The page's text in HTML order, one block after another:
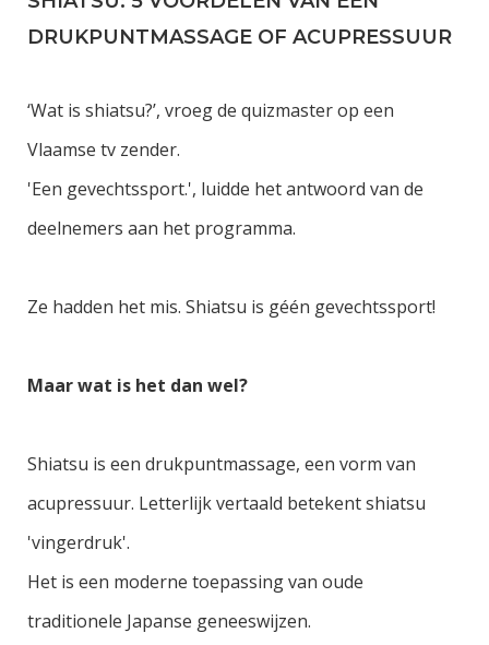
DRUKPUNTMASSAGE OF ACUPRESSUUR
‘Wat is shiatsu?’, vroeg de quizmaster op een
Vlaamse tv zender.
'Een gevechtssport.', luidde het antwoord van de
deelnemers aan het programma.
Ze hadden het mis. Shiatsu is géén gevechtssport!
Maar wat is het dan wel?
Shiatsu is een drukpuntmassage, een vorm van
acupressuur. Letterlijk vertaald betekent shiatsu
'vingerdruk'.
Het is een moderne toepassing van oude
traditionele Japanse geneeswijzen.